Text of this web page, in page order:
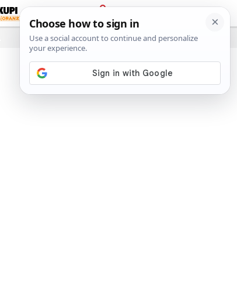
PRIJAVA